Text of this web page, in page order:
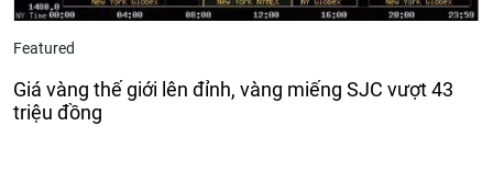
Featured
Giá vàng thế giới lên đỉnh, vàng miếng SJC vượt 43
triệu đồng